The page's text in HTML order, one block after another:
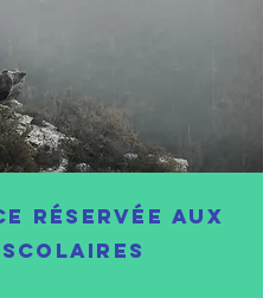
réservée aux
scolaires